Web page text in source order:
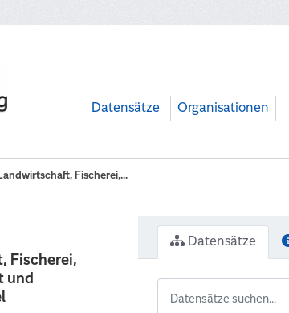
Datensätze Organisationen
Fischerei,...
Fischerei,
und
Datensätze